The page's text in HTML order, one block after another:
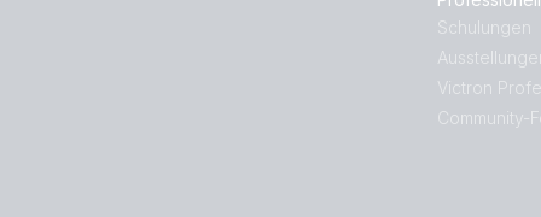
Schulungen
Victron
Community-